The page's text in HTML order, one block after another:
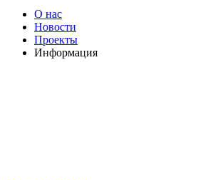
О нас
Новости
Проекты
Информация